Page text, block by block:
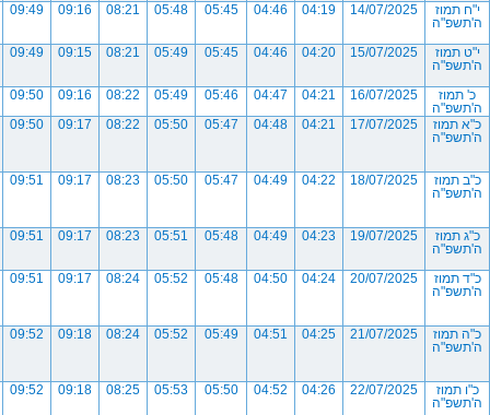
י"ח תמוז
ה'תשפ"ה
14/07/2025
04:19
04:46
05:45
05:48
08:21
09:16
09:49
י"ט תמוז
ה'תשפ"ה
15/07/2025
04:20
04:46
05:45
05:49
08:21
09:15
09:49
כ' תמוז
ה'תשפ"ה
16/07/2025
04:21
04:47
05:46
05:49
08:22
09:16
09:50
כ"א תמוז
ה'תשפ"ה
17/07/2025
04:21
04:48
05:47
05:50
08:22
09:17
09:50
כ"ב תמוז
ה'תשפ"ה
18/07/2025
04:22
04:49
05:47
05:50
08:23
09:17
09:51
כ"ג תמוז
ה'תשפ"ה
19/07/2025
04:23
04:49
05:48
05:51
08:23
09:17
09:51
כ"ד תמוז
ה'תשפ"ה
20/07/2025
04:24
04:50
05:48
05:52
08:24
09:17
09:51
כ"ה תמוז
ה'תשפ"ה
21/07/2025
04:25
04:51
05:49
05:52
08:24
09:18
09:52
כ"ו תמוז
ה'תשפ"ה
22/07/2025
04:26
04:52
05:50
05:53
08:25
09:18
09:52